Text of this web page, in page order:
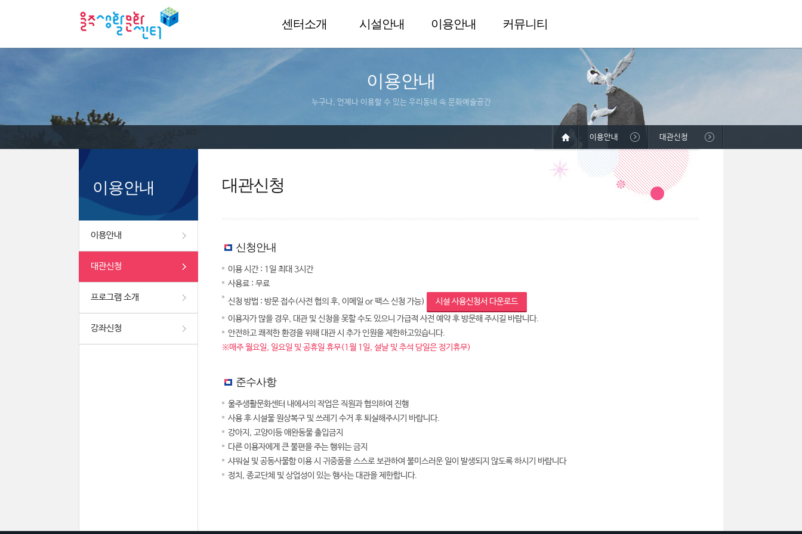
센터소개 시설안내 이용안내 커뮤니티
이용안내
누구나, 언제나 이용할 수 있는 우리동네 속 문화예술공간
이용안내
이용안내
대관신청
프로그램 소개
강좌신청
이용안내 대관신청
대관신청
신청안내
이용 시간 : 1일 최대 3시간
사용료 : 무료
신청 방법 : 방문 접수(사전 협의 후, 이메일 or 팩스 신청 가능)
시설 사용신청서 다운로드
이용자가 많을 경우, 대관 및 신청을 못할 수도 있으니 가급적 사전 예약 후 방문해 주시길 바랍니다.
안전하고 쾌적한 환경을 위해 대관 시 추가 인원을 제한하고있습니다.
※매주 월요일, 일요일 및 공휴일 휴무(1월 1일, 설날 및 추석 당일은 정기휴무)
준수사항
울주생활문화센터 내에서의 작업은 직원과 협의하여 진행
사용 후 시설물 원상복구 및 쓰레기 수거 후 퇴실해주시기 바랍니다.
강아지, 고양이등 애완동물 출입금지
다른 이용자에게 큰 불편을 주는 행위는 금지
샤워실 및 공동사물함 이용 시 귀중품을 스스로 보관하여 불미스러운 일이 발생되지 않도록 하시기 바랍니다
정치, 종교단체 및 상업성이 있는 행사는 대관을 제한합니다.